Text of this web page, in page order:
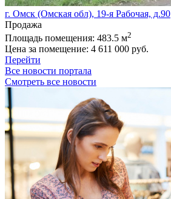
г. Омск (Омская обл), 19-я Рабочая, д.90
Продажа
Площадь помещения: 483.5 м2
Цена за помещение: 4 611 000 руб.
Перейти
Все новости портала
Смотреть все новости